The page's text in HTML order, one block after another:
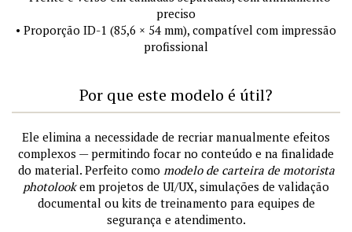
preciso
• Proporção ID-1 (85,6 × 54 mm), compatível com impressão
profissional
Por que este modelo é útil?
Ele elimina a necessidade de recriar manualmente efeitos
complexos — permitindo focar no conteúdo e na finalidade
do material. Perfeito como modelo de carteira de motorista
photolookem projetos de UI/UX, simulações de validação
documental ou kits de treinamento para equipes de
segurança e atendimento.